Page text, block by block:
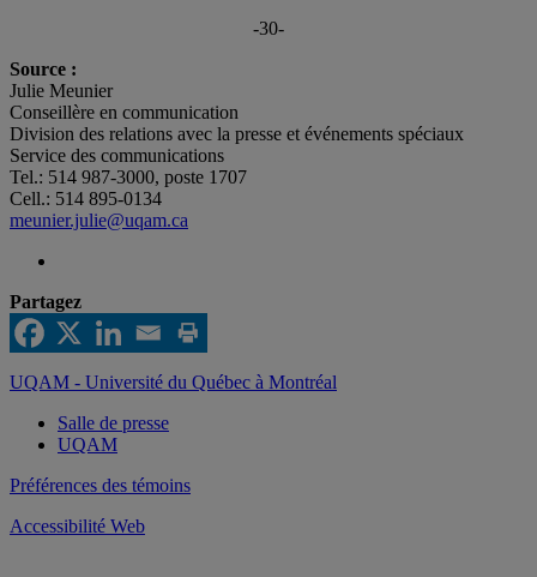
-30-
Source :
Julie Meunier
Conseillère en communication
Division des relations avec la presse et événements spéciaux
Service des communications
Tel.: 514 987-3000, poste 1707
Cell.: 514 895-0134
meunier.julie@uqam.ca
Partagez
UQAM - Université du Québec à Montréal
Salle de presse
UQAM
Préférences des témoins
Accessibilité Web